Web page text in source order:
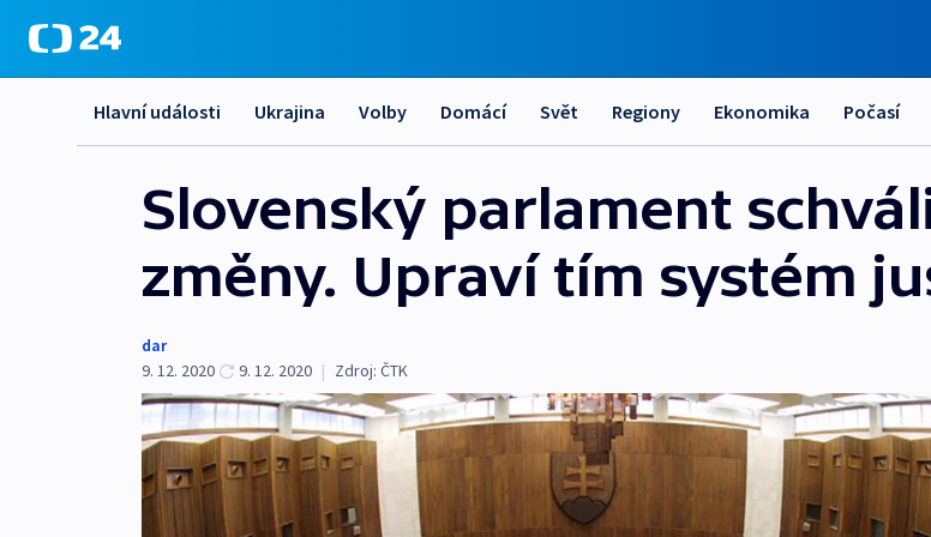
Hlavní události Ukrajina Volby Domácí Svět Regiony Ekonomika Počasí
Slovenský parlament
změny. Upraví tím systém
dar
9. 12. 2020
9. 12. 2020 | Zdroj: ČTK